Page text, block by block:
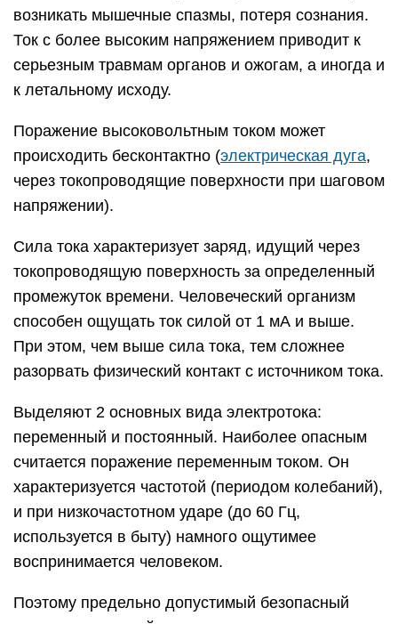
возникать мышечные спазмы, потеря сознания.
Ток с более высоким напряжением приводит к
серьезным травмам органов и ожогам, а иногда и
к летальному исходу.
Поражение высоковольтным током может
происходить бесконтактно (электрическая дуга,
через токопроводящие поверхности при шаговом
напряжении).
Сила тока характеризует заряд, идущий через
токопроводящую поверхность за определенный
промежуток времени. Человеческий организм
способен ощущать ток силой от 1 мА и выше.
При этом, чем выше сила тока, тем сложнее
разорвать физический контакт с источником тока.
Выделяют 2 основных вида электротока:
переменный и постоянный. Наиболее опасным
считается поражение переменным током. Он
характеризуется частотой (периодом колебаний),
и при низкочастотном ударе (до 60 Гц,
используется в быту) намного ощутимее
воспринимается человеком.
Поэтому предельно допустимый безопасный